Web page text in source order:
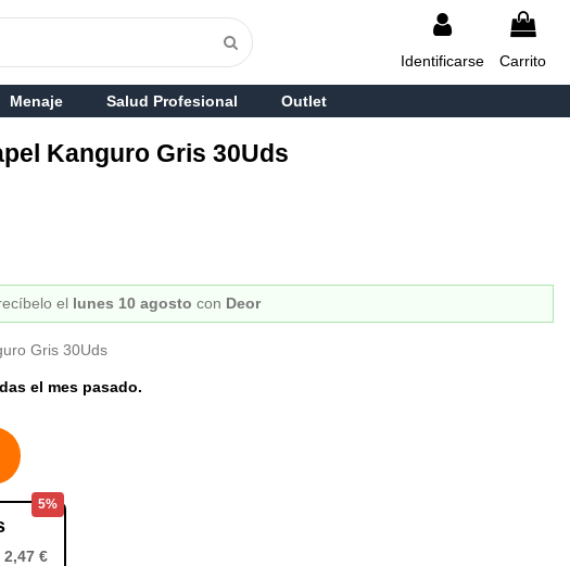
Identificarse Carrito
Menaje Salud Profesional Outlet
Kanguro Gris 30Uds
el lunes 10 agosto con Deor
Gris 30Uds
el mes pasado.
5%
2,47 €